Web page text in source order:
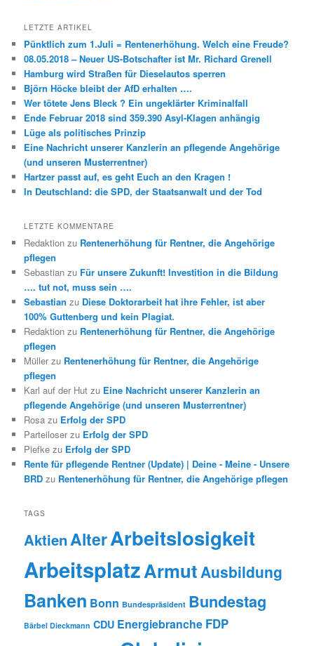
LETZTE ARTIKEL
Pünktlich zum 1.Juli = Rentenerhöhung. Welch eine Freude?
08.05.2018 – Neuer US-Botschafter ist Mr. Richard Grenell
Hamburg wird Straßen für Dieselautos sperren
Björn Höcke bleibt der AfD erhalten ….
Wer tötete Jens Bleck ? Ein ungeklärter Kriminalfall
Ende Februar 2018 sind 359.390 Asyl-Klagen anhängig
Lüge als politisches Prinzip
Eine Nachricht unserer Kanzlerin an pflegende Angehörige
(und unseren Musterrentner)
Hartzer passt auf, es geht Euch an den Kragen !
In Deutschland: die SPD, der Staatsanwalt und der Tod
LETZTE KOMMENTARE
Redaktion zu Rentenerhöhung für Rentner, die Angehörige
pflegen
Sebastian zu Für unsere Zukunft! Investition in die Bildung
…. tut not, muss sein ….
Sebastian zu Diese Doktorarbeit hat ihre Fehler, ist aber
100% Guttenberg und kein Plagiat.
Redaktion zu Rentenerhöhung für Rentner, die Angehörige
pflegen
Müller zu Rentenerhöhung für Rentner, die Angehörige
pflegen
Karl auf der Hut zu Eine Nachricht unserer Kanzlerin an
pflegende Angehörige (und unseren Musterrentner)
Rosa zu Erfolg der SPD
Parteiloser zu Erfolg der SPD
Piefke zu Erfolg der SPD
Rente für pflegende Rentner (Update) | Deine - Meine - Unsere
BRD zu Rentenerhöhung für Rentner, die Angehörige pflegen
TAGS
AktienAlterArbeitslosigkeit
ArbeitsplatzArmutAusbildung
Banken Bonn Bundespräsident Bundestag
Bärbel Dieckmann CDU Energiebranche FDP